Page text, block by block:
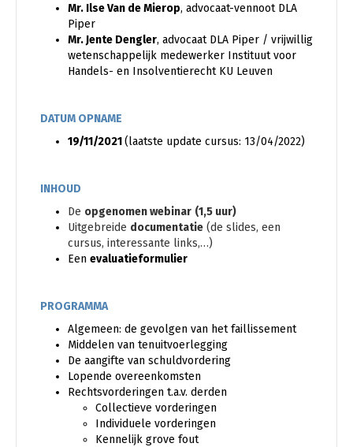
Mr. Ilse Van de Mierop, advocaat-vennoot DLA
Piper
Mr. Jente Dengler, advocaat DLA Piper / vrijwillig
wetenschappelijk medewerker Instituut voor
Handels- en Insolventierecht KU Leuven
DATUM OPNAME
19/11/2021(laatste update cursus: 13/04/2022)
INHOUD
De opgenomen webinar (1,5 uur)
Uitgebreide documentatie (de slides, een
cursus, interessante links,…)
Een evaluatieformulier
PROGRAMMA
Algemeen: de gevolgen van het faillissement
Middelen van tenuitvoerlegging
De aangifte van schuldvordering
Lopende overeenkomsten
Rechtsvorderingen t.a.v. derden
Collectieve vorderingen
Individuele vorderingen
Kennelijk grove fout